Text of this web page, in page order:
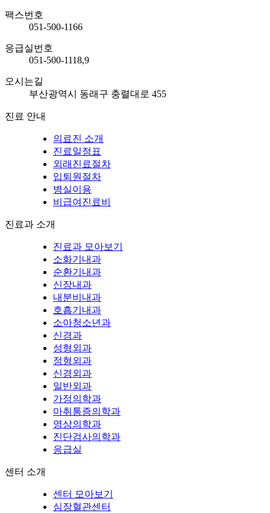
팩스번호
051-500-1166
응급실번호
051-500-1118,9
오시는길
부산광역시 동래구 충렬대로 455
진료 안내
의료진 소개
진료일정표
외래진료절차
입퇴원절차
병실이용
비급여진료비
진료과 소개
진료과 모아보기
소화기내과
순환기내과
신장내과
내분비내과
호흡기내과
소아청소년과
신경과
성형외과
정형외과
신경외과
일반외과
가정의학과
마취통증의학과
영상의학과
진단검사의학과
응급실
센터 소개
센터 모아보기
심장혈관센터